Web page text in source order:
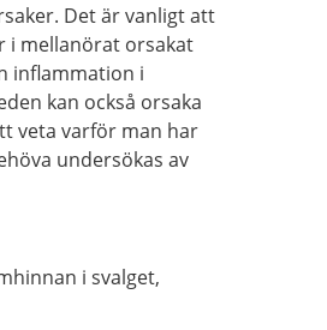
Det är vanligt att
i mellanörat orsakat
inflammation i
kan också orsaka
veta varför man har
undersökas av
i svalget,